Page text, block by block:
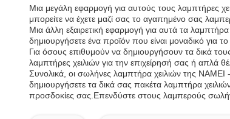
Μια μεγάλη εφαρμογή για αυτούς τους λαμπτήρες
μπορείτε να έχετε μαζί σας το αγαπημένο σας
Μια άλλη εξαιρετική εφαρμογή για αυτά τα
δημιουργήσετε ένα προϊόν που είναι μοναδικό για
Για όσους επιθυμούν να δημιουργήσουν τα δικά
λαμπτήρες χειλιών για την επιχείρησή σας ή απλά
Συνολικά, οι σωλήνες λαμπτήρα χειλιών της NAMEI
δημιουργήσετε τα δικά σας πακέτα λαμπτήρα
προσδοκίες σας.Επενδύστε στους λαμπερούς